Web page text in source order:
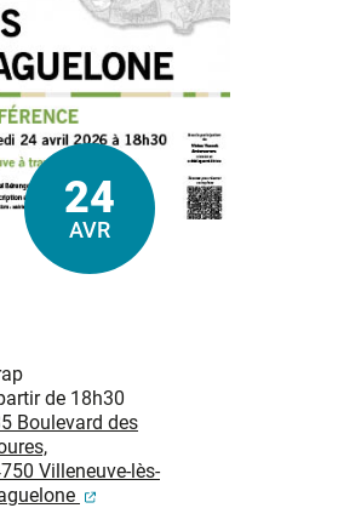
Le
24
AVR
de 18h30
Boulevard des
Villeneuve-lès-
(ouverture dans un nouvel